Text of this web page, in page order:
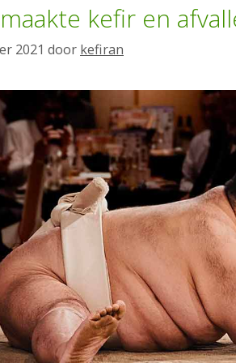
kefir en
2021 door kefiran